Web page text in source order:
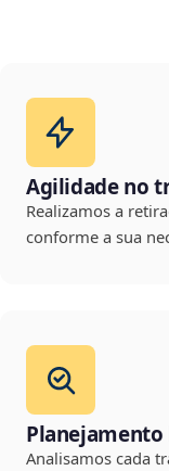
Agilidade no
Realizamos a
conforme a sua
Analisamos cada